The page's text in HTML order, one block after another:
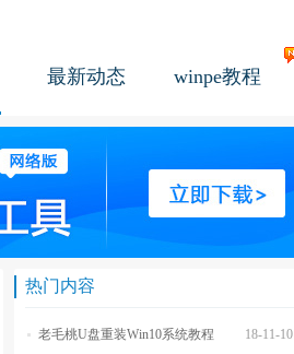
最新动态 winpe教程
热门内容
18-11-10
老毛桃U盘重装Win10系统教程